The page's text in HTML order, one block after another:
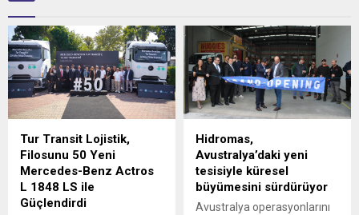
Tur Transit Lojistik,
Filosunu 50 Yeni
Mercedes-Benz Actros
L 1848 LS ile
Güçlendirdi
Hidromas,
Avustralya’daki yeni
tesisiyle küresel
büyümesini sürdürüyor
Avustralya operasyonlarını